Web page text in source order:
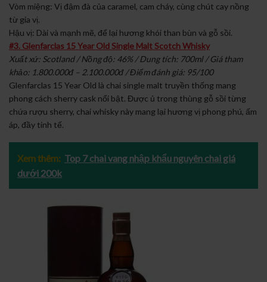
Vòm miệng: Vị đậm đà của caramel, cam cháy, cùng chút cay nồng
từ gia vị.
Hậu vị: Dài và mạnh mẽ, để lại hương khói than bùn và gỗ sồi.
#3. Glenfarclas 15 Year Old Single Malt Scotch Whisky
Xuất xứ: Scotland / Nồng độ: 46% / Dung tích: 700ml / Giá tham
khảo: 1.800.000đ – 2.100.000đ / Điểm đánh giá: 95/100
Glenfarclas 15 Year Old là chai single malt truyền thống mang
phong cách sherry cask nổi bật. Được ủ trong thùng gỗ sồi từng
chứa rượu sherry, chai whisky này mang lại hương vị phong phú, ấm
áp, đầy tinh tế.
Xem thêm: Top 7 chai vang nhập khẩu nguyên chai giá
dưới 200k